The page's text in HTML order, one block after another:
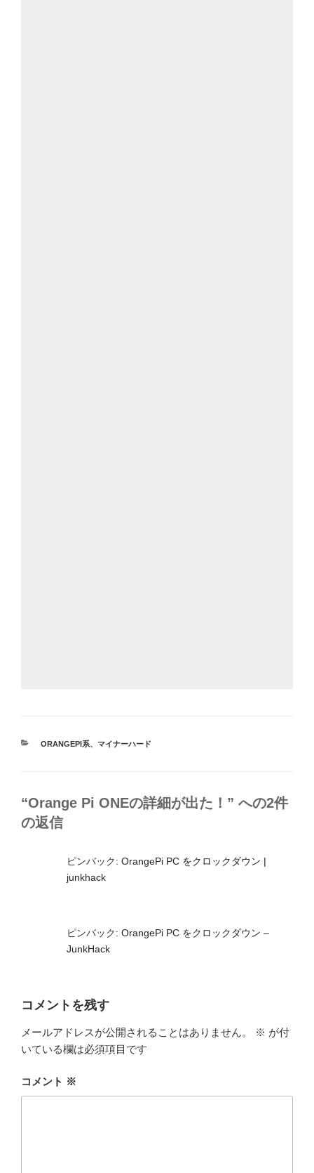
カ
ORANGEPI系、 マイナーハード
“Orange Pi ONEの詳細が出た！” への2件
の返信
ピンバック: OrangePi PC をクロックダウン |
junkhack
ピンバック: OrangePi PC をクロックダウン –
JunkHack
コメントを残す
メールアドレスが公開されることはありません。 ※ が付
いている欄は必須項目です
コメント ※